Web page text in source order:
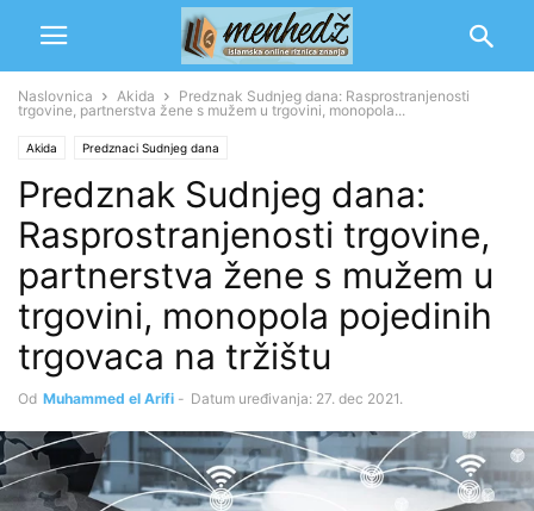
Naslovnica Akida
Predznak Sudnjeg dana: Rasprostranjenosti
trgovine, partnerstva žene s mužem u trgovini, monopola...
Akida Predznaci Sudnjeg dana
Predznak Sudnjeg dana:
Rasprostranjenosti trgovine,
partnerstva žene s mužem u
trgovini, monopola pojedinih
trgovaca na tržištu
Od Muhammed el Arifi - Datum uređivanja: 27. dec 2021.